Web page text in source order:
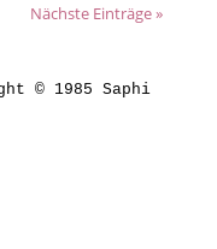
Nächste Einträge »
© 1985 Saphi